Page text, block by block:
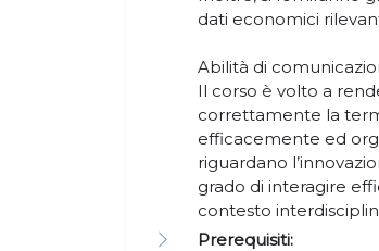
dati economici
Abilità di
Il corso è volto a
correttamente la
efficacemente ed
riguardano
grado di interagire
contesto
Prerequisiti: